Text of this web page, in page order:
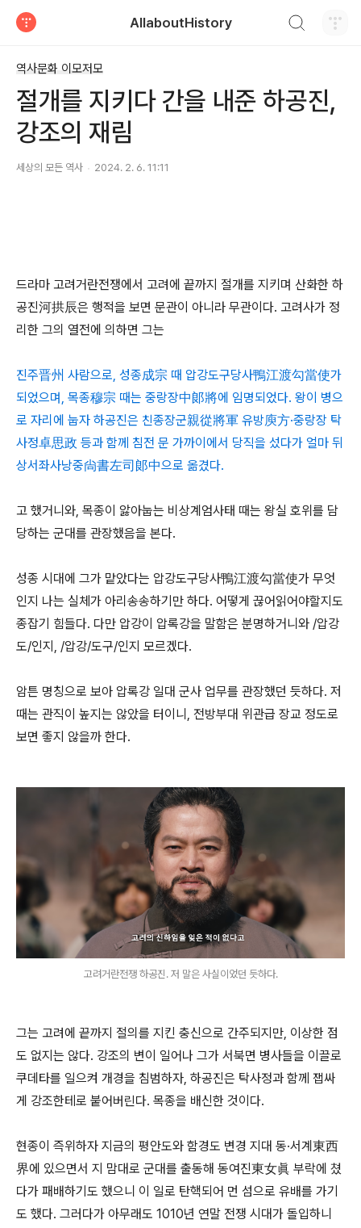
AllaboutHistory
역사문화 이모저모
절개를 지키다 간을 내준 하공진,
강조의 재림
세상의 모든 역사 2024. 2. 6. 11:11
드라마 고려거란전쟁에서 고려에 끝까지 절개를 지키며 산화한 하
공진河拱辰은 행적을 보면 문관이 아니라 무관이다. 고려사가 정
리한 그의 열전에 의하면 그는
진주晋州 사람으로, 성종成宗 때 압강도구당사鴨江渡勾當使가
되었으며, 목종穆宗 때는 중랑장中郞將에 임명되었다. 왕이 병으
로 자리에 눕자 하공진은 친종장군親從將軍 유방庾方·중랑장 탁
사정卓思政 등과 함께 침전 문 가까이에서 당직을 섰다가 얼마 뒤
상서좌사낭중尙書左司郞中으로 옮겼다.
고 했거니와, 목종이 앓아눕는 비상계엄사태 때는 왕실 호위를 담
당하는 군대를 관장했음을 본다.
성종 시대에 그가 맡았다는 압강도구당사鴨江渡勾當使가 무엇
인지 나는 실체가 아리송송하기만 하다. 어떻게 끊어읽어야할지도
종잡기 힘들다. 다만 압강이 압록강을 말함은 분명하거니와 /압강
도/인지, /압강/도구/인지 모르겠다.
암튼 명칭으로 보아 압록강 일대 군사 업무를 관장했던 듯하다. 저
때는 관직이 높지는 않았을 터이니, 전방부대 위관급 장교 정도로
보면 좋지 않을까 한다.
고려거란전쟁 하공진. 저 말은 사실이었던 듯하다.
그는 고려에 끝까지 절의를 지킨 충신으로 간주되지만, 이상한 점
도 없지는 않다. 강조의 변이 일어나 그가 서북면 병사들을 이끌로
쿠데타를 일으켜 개경을 침범하자, 하공진은 탁사정과 함께 잽싸
게 강조한테로 붙어버린다. 목종을 배신한 것이다.
현종이 즉위하자 지금의 평안도와 함경도 변경 지대 동·서계東西
界에 있으면서 지 맘대로 군대를 출동해 동여진東女眞 부락에 쳤
다가 패배하기도 했으니 이 일로 탄핵되어 먼 섬으로 유배를 가기
도 했다. 그러다가 아무래도 1010년 연말 전쟁 시대가 돌입하니